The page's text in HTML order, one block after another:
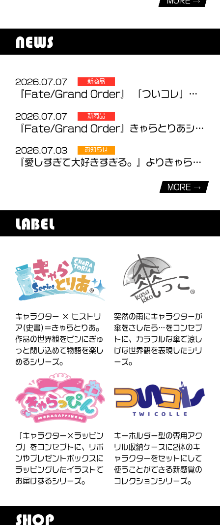
NEWS
2026.07.07 新商品
『Fate/Grand Order』 「ついコレ」Vol.4～5 発売のお知らせ
2026.07.07 新商品
『Fate/Grand Order』きゃらとりあシリーズ 新商品のお知らせ
2026.07.03 お知らせ
『愛しすぎて大好きすぎる。』よりきゃらぷくシールが発売決定！
MORE
LABEL
キャラクター × ヒストリ
ア(史書)＝きゃらとりあ。
作品の世界観をビンにぎゅ
っと閉じ込めて物語を楽し
めるシリーズ。
突然の雨にキャラクターが
傘をさしたら…をコンセプ
トに、カラフルな傘で涼し
げな世界観を表現したシリ
ーズ。
『キャラクター×ラッピン
グ』をコンセプトに、リボ
ンやプレゼントボックスに
ラッピングしたイラストで
お届けするシリーズ。
キーホルダー型の専用アク
リル収納ケースに2体のキ
ャラクターをセットにして
使うことができる新感覚の
コレクションシリーズ。
SHOP